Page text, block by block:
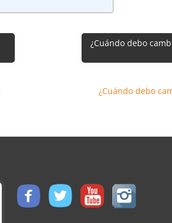
¿Cuándo debo
¿Cuándo debo